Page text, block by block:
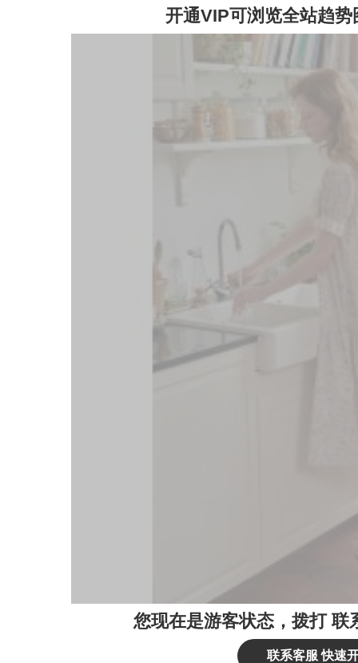
开通VIP可浏览全站趋
您现在是游客状态，拨打 联
联系客服 快速